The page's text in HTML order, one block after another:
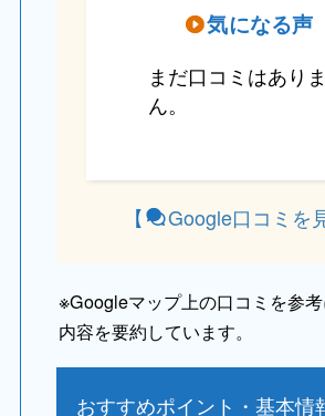
気になる声
まだ口コミはあり
ん。
【 Google口コミを
※Googleマップ上の口コミを参
内容を要約しています。
おすすめポイント・基本情